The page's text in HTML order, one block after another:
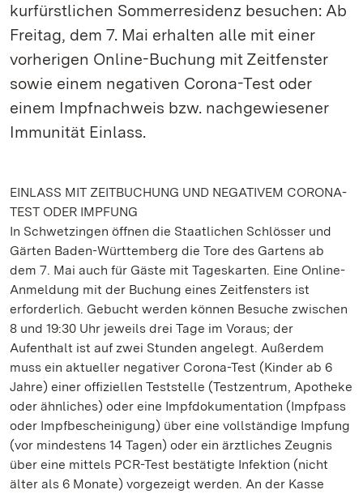
kurfürstlichen Sommerresidenz besuchen: Ab
Freitag, dem 7. Mai erhalten alle mit einer
vorherigen Online-Buchung mit Zeitfenster
sowie einem negativen Corona-Test oder
einem Impfnachweis bzw. nachgewiesener
Immunität Einlass.
EINLASS MIT ZEITBUCHUNG UND NEGATIVEM CORONA-
TEST ODER IMPFUNG
In Schwetzingen öffnen die Staatlichen Schlösser und
Gärten Baden-Württemberg die Tore des Gartens ab
dem 7. Mai auch für Gäste mit Tageskarten. Eine Online-
Anmeldung mit der Buchung eines Zeitfensters ist
erforderlich. Gebucht werden können Besuche zwischen
8 und 19:30 Uhr jeweils drei Tage im Voraus; der
Aufenthalt ist auf zwei Stunden angelegt. Außerdem
muss ein aktueller negativer Corona-Test (Kinder ab 6
Jahre) einer offiziellen Teststelle (Testzentrum, Apotheke
oder ähnliches) oder eine Impfdokumentation (Impfpass
oder Impfbescheinigung) über eine vollständige Impfung
(vor mindestens 14 Tagen) oder ein ärztliches Zeugnis
über eine mittels PCR-Test bestätigte Infektion (nicht
älter als 6 Monate) vorgezeigt werden. An der Kasse